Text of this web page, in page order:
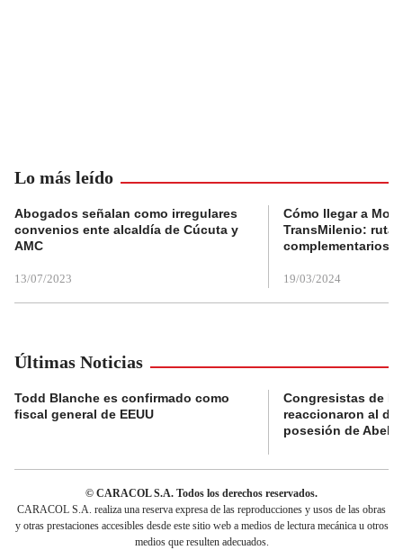
Lo más leído
Abogados señalan como irregulares
convenios ente alcaldía de Cúcuta y
AMC
13/07/2023
Cómo llegar a
TransMilenio:
complementarios
19/03/2024
Últimas Noticias
Todd Blanche es confirmado como
fiscal general de EEUU
Congresistas de
reaccionaron al
posesión de
© CARACOL S.A. Todos los derechos reservados.
CARACOL S.A. realiza una reserva expresa de las reproducciones y usos de las obras
y otras prestaciones accesibles desde este sitio web a medios de lectura mecánica u otros
medios que resulten adecuados.